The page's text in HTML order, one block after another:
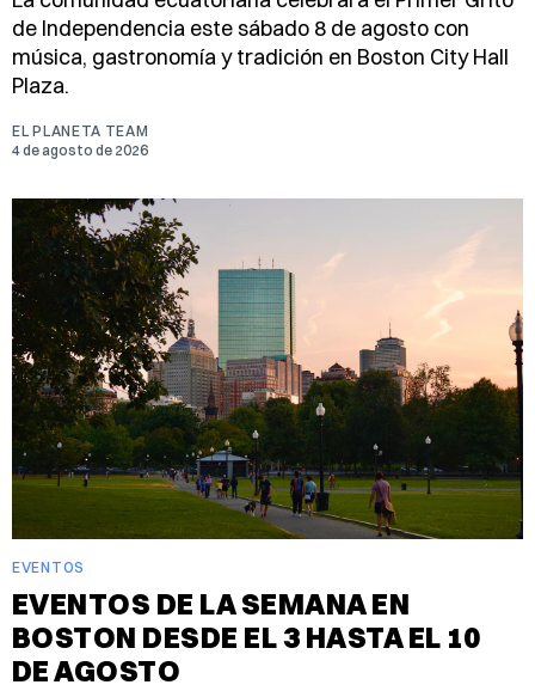
de Independencia este sábado 8 de agosto con
música, gastronomía y tradición en Boston City Hall
Plaza.
EL PLANETA TEAM
4 de agosto de 2026
EVENTOS
EVENTOS DE LA SEMANA EN
BOSTON DESDE EL 3 HASTA EL 10
DE AGOSTO